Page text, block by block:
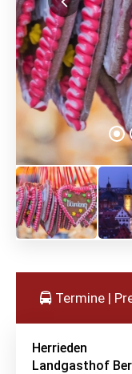
Termine |
Herrieden
Landgasthof